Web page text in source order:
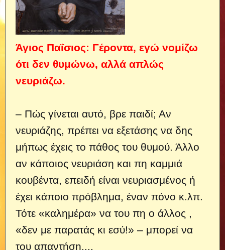
Άγιος Παΐσιος: Γέροντα, εγώ νομίζω
ότι δεν θυμώνω, αλλά απλώς
νευριάζω.
– Πώς γίνεται αυτό, βρε παιδί; Αν
νευριάζης, πρέπει να εξετάσης να δης
μήπως έχεις το πάθος του θυμού. Άλλο
αν κάποιος νευριάση και πη καμμιά
κουβέντα, επειδή είναι νευριασμένος ή
έχει κάποιο πρόβλημα, έναν πόνο κ.λπ.
Τότε «καλημέρα» να του πη ο άλλος ,
«δεν με παρατάς κι εσύ!» – μπορεί να
του απαντήση....